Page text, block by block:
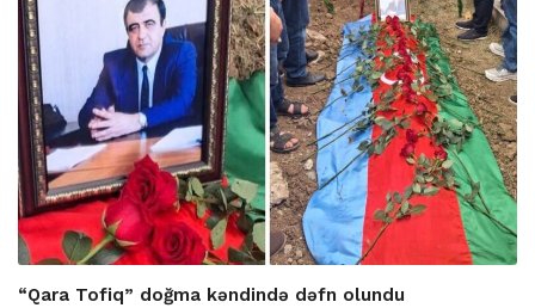
“Qara Tofiq” doğma kəndində dəfn olundu